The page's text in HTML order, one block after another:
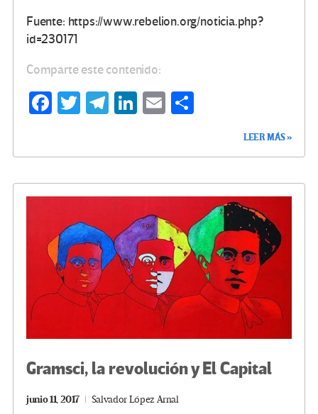
Fuente: https://www.rebelion.org/noticia.php?
id=230171
Comparte este contenido:
Fa
o
T
Te
m
Li
n
E
ar
tir
LEER MÁS »
Gramsci, la revolución y El Capital
junio 11, 2017 Salvador López Arnal